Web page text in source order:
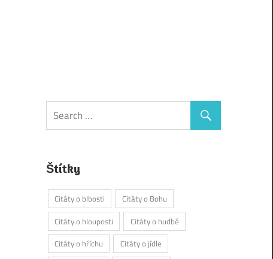
Štítky
Citáty o blbosti
Citáty o Bohu
Citáty o hlouposti
Citáty o hudbě
Citáty o hříchu
Citáty o jídle